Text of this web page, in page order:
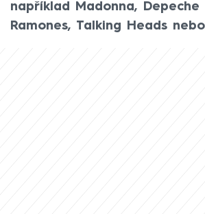
například Madonna, Depeche
Ramones, Talking Heads